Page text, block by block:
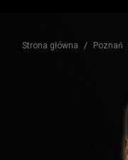
Strona główna Poznań